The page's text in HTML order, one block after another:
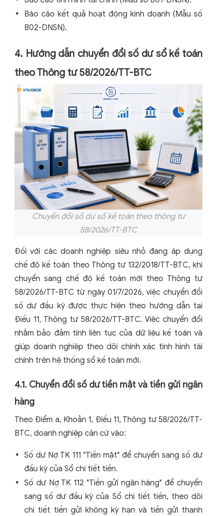
Báo cáo kết quả hoạt động kinh doanh (Mẫu số
B02-DNSN).
4. Hướng dẫn chuyển đổi số dư sổ kế toán
theo Thông tư 58/2026/TT-BTC
Chuyển đổi số dư sổ kế toán theo thông tư
58/2026/TT-BTC
Đối với các doanh nghiệp siêu nhỏ đang áp dụng
chế độ kế toán theo Thông tư 132/2018/TT-BTC, khi
chuyển sang chế độ kế toán mới theo Thông tư
58/2026/TT-BTC từ ngày 01/7/2026, việc chuyển đổi
số dư đầu kỳ được thực hiện theo hướng dẫn tại
Điều 11, Thông tư 58/2026/TT-BTC. Việc chuyển đổi
nhằm bảo đảm tính liên tục của dữ liệu kế toán và
giúp doanh nghiệp theo dõi chính xác tình hình tài
chính trên hệ thống sổ kế toán mới.
4.1. Chuyển đổi số dư tiền mặt và tiền gửi ngân
hàng
Theo Điểm a, Khoản 1, Điều 11, Thông tư 58/2026/TT-
BTC, doanh nghiệp căn cứ vào:
Số dư Nợ TK 111 "Tiền mặt" để chuyển sang số dư
đầu kỳ của Sổ chi tiết tiền.
Số dư Nợ TK 112 "Tiền gửi ngân hàng" để chuyển
sang số dư đầu kỳ của Sổ chi tiết tiền, theo dõi
chi tiết tiền gửi không kỳ hạn và tiền gửi thanh